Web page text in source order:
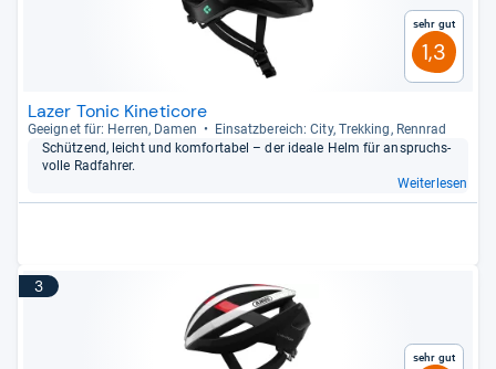
Sehr gut
1,3
Lazer Tonic Kineticore
Geeig­net für: Her­ren, Damen
Ein­satz­be­reich: City, Trek­king, Renn­rad
Schüt­zend, leicht und kom­for­ta­bel – der ideale Helm für anspruchs­
volle Rad­fah­rer.
Weiterlesen
3
Sehr gut